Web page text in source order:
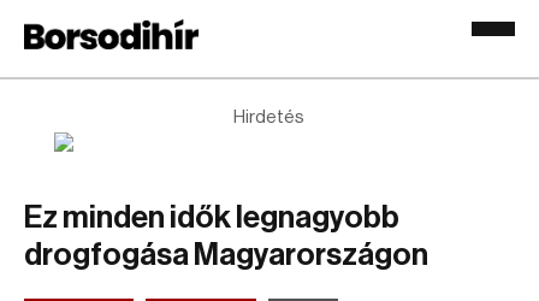
Hirdetés
Ez minden idők legnagyobb
drogfogása Magyarországon